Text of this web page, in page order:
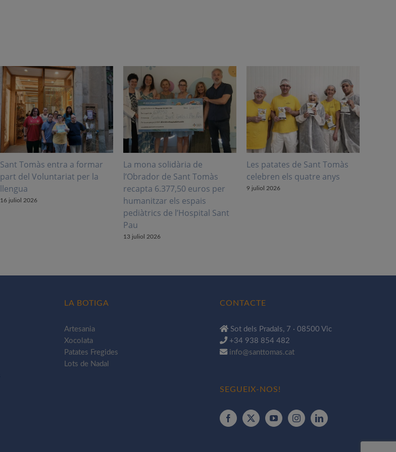
Sant Tomàs entra a formar
part del Voluntariat per la
llengua
16 juliol 2026
La mona solidària de
l’Obrador de Sant Tomàs
recapta 6.377,50 euros per
humanitzar els espais
pediàtrics de l’Hospital Sant
Pau
13 juliol 2026
Les patates de Sant Tomàs
celebren els quatre anys
9 juliol 2026
LA BOTIGA
Artesania
Xocolata
Patates Fregides
Lots de Nadal
CONTACTE
Sot dels Pradals, 7 · 08500 Vic
+34 938 854 482
info@santtomas.cat
SEGUEIX-NOS!